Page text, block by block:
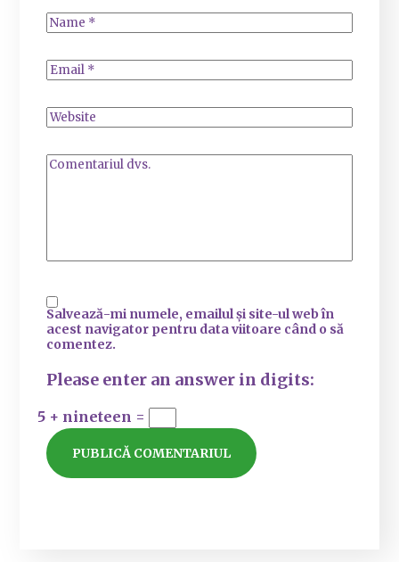
Salvează-mi numele, emailul și site-ul web în
acest navigator pentru data viitoare când o să
comentez.
Please enter an answer in digits:
5 + nineteen =